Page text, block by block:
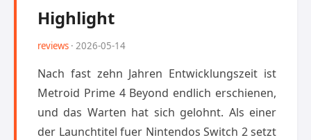
Highlight
reviews · 2026-05-14
Nach fast zehn Jahren Entwicklungszeit ist
Metroid Prime 4 Beyond endlich erschienen,
und das Warten hat sich gelohnt. Als einer
der Launchtitel fuer Nintendos Switch 2 setzt